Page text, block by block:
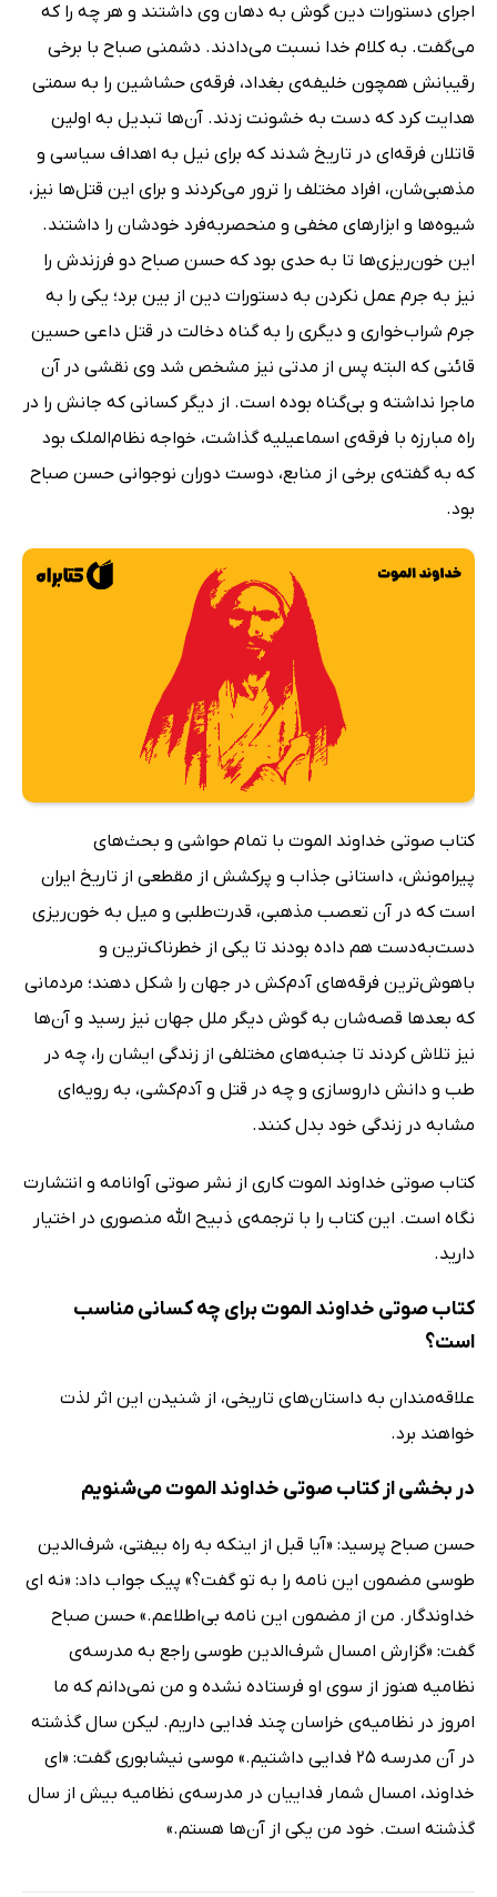
اجرای دستورات دین گوش به دهان وی داشتند و هر چه را که
می‌گفت. به کلام خدا نسبت می‌دادند. دشمنی صباح با برخی
رقیبانش همچون خلیفه‌ی بغداد، فرقه‌ی حشاشین را به سمتی
هدایت کرد که دست به خشونت زدند. آن‌ها تبدیل به اولین
قاتلان فرقه‌ای در تاریخ شدند که برای نیل به اهداف سیاسی و
مذهبی‌شان، افراد مختلف را ترور می‌کردند و برای این قتل‌ها نیز،
شیوه‌ها و ابزارهای مخفی و منحصربه‌فرد خودشان را داشتند.
این خون‌ریزی‌ها تا به حدی بود که حسن صباح دو فرزندش را
نیز به جرم عمل نکردن به دستورات دین از بین برد؛ یکی را به
جرم شراب‌خواری و دیگری را به گناه دخالت در قتل داعی حسین
قائنی که البته پس از مدتی نیز مشخص شد وی نقشی در آن
ماجرا نداشته و بی‌گناه بوده است. از دیگر کسانی که جانش را در
راه مبارزه با فرقه‌ی اسماعیلیه گذاشت، خواجه نظام‌الملک بود
که به گفته‌ی برخی از منابع، دوست دوران نوجوانی حسن صباح
بود.
کتاب صوتی خداوند الموت با تمام حواشی و بحث‌های
پیرامونش، داستانی جذاب و پرکشش از مقطعی از تاریخ ایران
است که در آن تعصب مذهبی، قدرت‌طلبی و میل به خون‌ریزی
دست‌به‌دست هم داده بودند تا یکی از خطرناک‌ترین و
باهوش‌ترین فرقه‌های آدم‌کش در جهان را شکل دهند؛ مردمانی
که بعدها قصه‌شان به گوش دیگر ملل جهان نیز رسید و آن‌ها
نیز تلاش کردند تا جنبه‌های مختلفی از زندگی ایشان را، چه در
طب و دانش داروسازی و چه در قتل و آدم‌کشی، به رویه‌ای
مشابه در زندگی خود بدل کنند.
کتاب صوتی خداوند الموت کاری از نشر صوتی آوانامه و انتشارت
نگاه است. این کتاب را با ترجمه‌ی ذبیح الله منصوری در اختیار
دارید.
کتاب صوتی خداوند الموت برای چه کسانی مناسب
است؟
علاقه‌مندان به داستان‌های تاریخی، از شنیدن این اثر لذت
خواهند برد.
در بخشی از کتاب صوتی خداوند الموت می‌شنویم
حسن صباح پرسید: «آیا قبل از اینکه به راه بیفتی، شرف‌الدین
طوسی مضمون این نامه را به تو گفت؟» پیک جواب داد: «نه ای
خداوندگار. من از مضمون این نامه بی‌اطلاعم.» حسن صباح
گفت: «گزارش امسال شرف‌الدین طوسی راجع به مدرسه‌ی
نظامیه هنوز از سوی او فرستاده نشده و من نمی‌دانم که ما
امروز در نظامیه‌ی خراسان چند فدایی داریم. لیکن سال گذشته
در آن مدرسه 25 فدایی داشتیم.» موسی نیشابوری گفت: «ای
خداوند، امسال شمار فداییان در مدرسه‌ی نظامیه بیش از سال
گذشته است. خود من یکی از آن‌ها هستم.»